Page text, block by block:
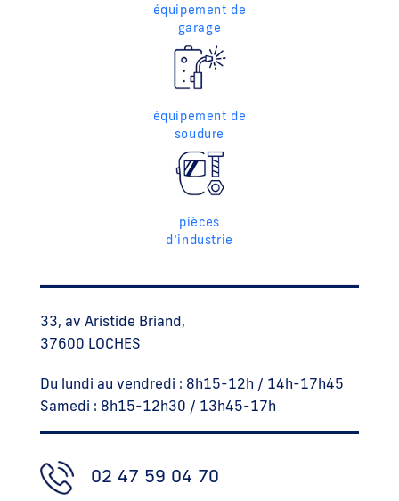
équipement de
garage
équipement de
soudure
pièces
d’industrie
33, av Aristide Briand,
37600 LOCHES
Du lundi au vendredi : 8h15-12h / 14h-17h45
Samedi : 8h15-12h30 / 13h45-17h
02 47 59 04 70